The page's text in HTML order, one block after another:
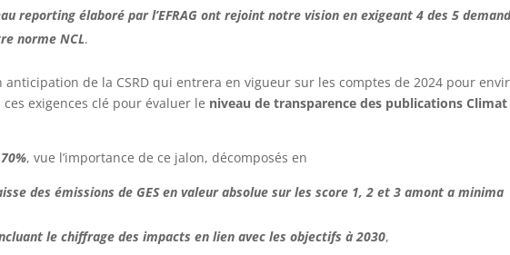
reporting élaboré par l’EFRAG ont rejoint notre vision en exigeant 4 des 5
norme NCL.
de la CSRD qui entrera en vigueur sur les comptes de 2024 pour
exigences clé pour évaluer le niveau de transparence des publications Climat
, vue l’importance de ce jalon, décomposés en
des émissions de GES en valeur absolue sur les score 1, 2 et 3 amont a minima
le chiffrage des impacts en lien avec les objectifs à 2030,